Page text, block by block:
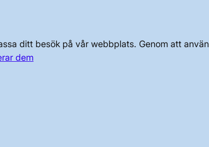
ditt besök på vår webbplats. Genom att
dem